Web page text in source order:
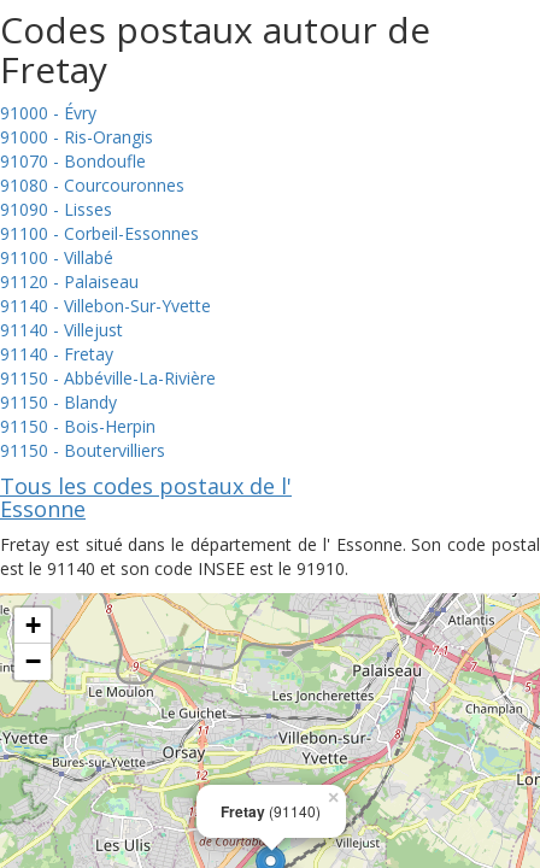
Codes postaux autour de
Fretay
91000 - Évry
91000 - Ris-Orangis
91070 - Bondoufle
91080 - Courcouronnes
91090 - Lisses
91100 - Corbeil-Essonnes
91100 - Villabé
91120 - Palaiseau
91140 - Villebon-Sur-Yvette
91140 - Villejust
91140 - Fretay
91150 - Abbéville-La-Rivière
91150 - Blandy
91150 - Bois-Herpin
91150 - Boutervilliers
Tous les codes postaux de l'
Essonne
Fretay est situé dans le département de l' Essonne. Son code postal
est le 91140 et son code INSEE est le 91910.
Fretay (91140)
×
+
−